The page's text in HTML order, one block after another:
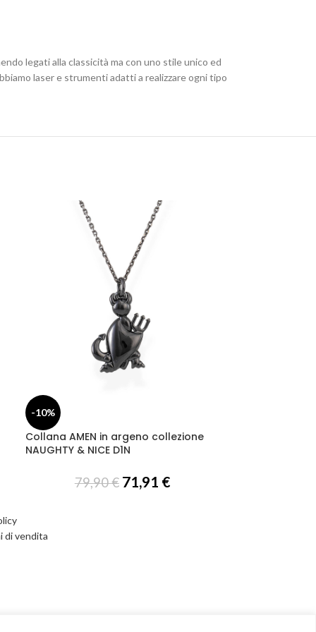
legati alla classicità ma con uno stile unico ed
laser e strumenti adatti a realizzare ogni tipo
-10%
Collana AMEN in argeno collezione
NAUGHTY & NICE D1N
79,90€ 71,91 €
di vendita